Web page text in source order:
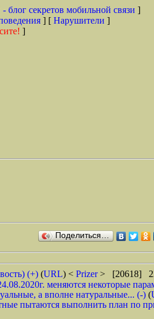
блог секретов мобильной связи ]
] [ Нарушители ]
]
Поделиться…
(+) (URL) < Prizer> [20618]
меняются некоторые
а вполне натуральные... (-) (
пытаются выполнить план по